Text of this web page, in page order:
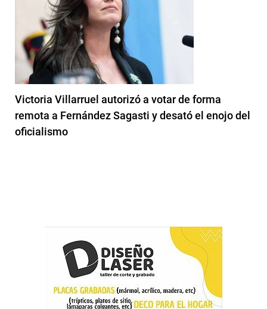
Victoria Villarruel autorizó a votar de forma
remota a Fernández Sagasti y desató el enojo del
oficialismo